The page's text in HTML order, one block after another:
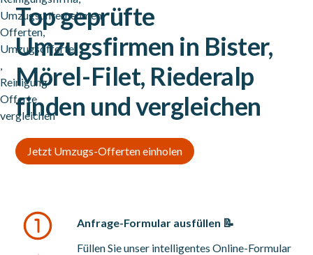
Top geprüfte
Umzugsfirmen in Bister,
Mörel-Filet, Riederalp
finden und vergleichen
Jetzt Umzugs-Offerten einholen
Anfrage-Formular ausfüllen 📝
Füllen Sie unser intelligentes Online-Formular